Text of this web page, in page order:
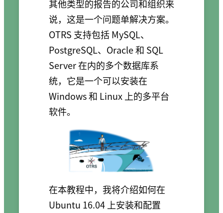
其他类型的报告的公司和组织来
说，这是一个问题单解决方案。
OTRS 支持包括 MySQL、
PostgreSQL、Oracle 和 SQL
Server 在内的多个数据库系
统，它是一个可以安装在
Windows 和 Linux 上的多平台
软件。
在本教程中，我将介绍如何在
Ubuntu 16.04 上安装和配置